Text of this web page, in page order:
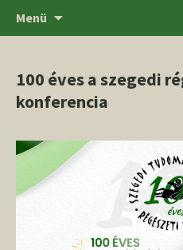
SZTE BTK
Menü
100 éves a szegedi
konferencia